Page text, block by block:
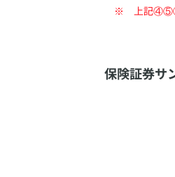
上記
保険証券サ